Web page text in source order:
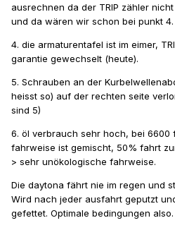
ausrechnen da der TRIP zähler
und da wären wir schon bei punkt 4.
4. die armaturentafel ist im eimer,
garantie gewechselt (heute).
5. Schrauben an der
heisst so) auf der rechten seite
sind 5)
6. öl verbrauch sehr hoch, bei 6600
fahrweise ist gemischt, 50% fahrt
> sehr unökologische fahrweise.
Die daytona fährt nie im regen und
Wird nach jeder ausfahrt geputzt
gefettet. Optimale bedingungen also.